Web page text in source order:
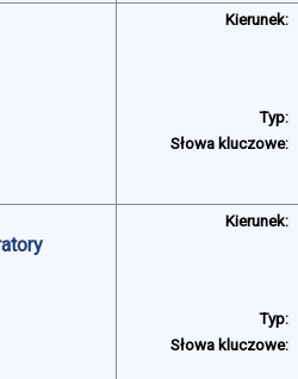
Kierunek:
Typ:
Słowa kluczowe:
Kierunek:
Typ:
Słowa kluczowe: